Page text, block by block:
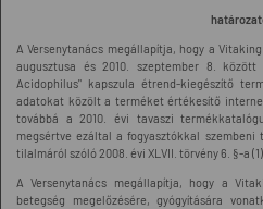
A Versenytanács megállapítja, hogy a
augusztusa és 2010. szeptember 8.
Acidophilus" kapszula étrend-kiegészítő
adatokat közölt a terméket értékesítő
továbbá a 2010. évi tavaszi
megsértve ezáltal a fogyasztókkal
tilalmáról szóló 2008. évi XLVII. törvény 6. §-a
A Versenytanács megállapítja, hogy a
betegség megelőzésére, gyógyítására